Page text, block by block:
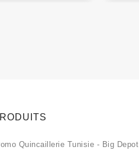
Quincaillerie Tunisie - Big Depot